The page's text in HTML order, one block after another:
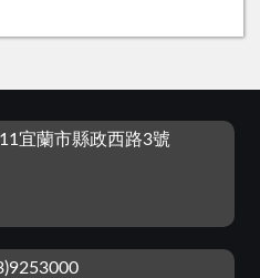
宜蘭市縣政西路3號